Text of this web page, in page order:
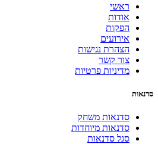
ראשי
אודות
הפקות
אירועים
הצהרת נגישות
צור קשר
מדיניות פרטיות
סדנאות
סדנאות משחק
סדנאות מיוחדות
סגל סדנאות